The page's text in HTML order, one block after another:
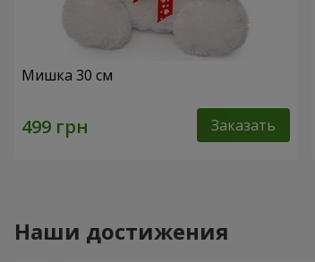
Мишка 30 см
Заказать
Наши достижения